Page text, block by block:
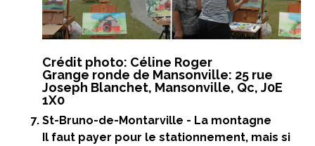
Crédit photo: Céline Roger
Grange ronde de Mansonville: 25 rue
Joseph Blanchet, Mansonville, Qc, J0E
1X0
St-Bruno-de-Montarville - La montagne
Il faut payer pour le stationnement, mais si